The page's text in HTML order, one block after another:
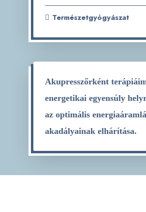
Természetgyógyászat
Akupresszőrként
energetikai egyensúly
az optimális
akadályainak elhárítása.